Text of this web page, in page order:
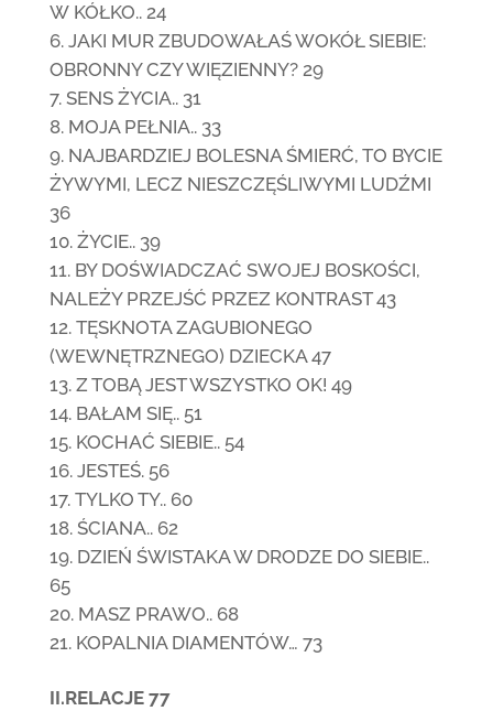
W KÓŁKO.. 24
JAKI MUR ZBUDOWAŁAŚ WOKÓŁ SIEBIE:
OBRONNY CZY WIĘZIENNY? 29
SENS ŻYCIA.. 31
MOJA PEŁNIA.. 33
NAJBARDZIEJ BOLESNA ŚMIERĆ, TO BYCIE
ŻYWYMI, LECZ NIESZCZĘŚLIWYMI LUDŹMI
36
ŻYCIE.. 39
BY DOŚWIADCZAĆ SWOJEJ BOSKOŚCI,
NALEŻY PRZEJŚĆ PRZEZ KONTRAST 43
TĘSKNOTA ZAGUBIONEGO
(WEWNĘTRZNEGO) DZIECKA 47
Z TOBĄ JEST WSZYSTKO OK! 49
BAŁAM SIĘ.. 51
KOCHAĆ SIEBIE.. 54
JESTEŚ. 56
TYLKO TY.. 60
ŚCIANA.. 62
DZIEŃ ŚWISTAKA W DRODZE DO SIEBIE..
65
MASZ PRAWO.. 68
KOPALNIA DIAMENTÓW… 73
II.RELACJE 77